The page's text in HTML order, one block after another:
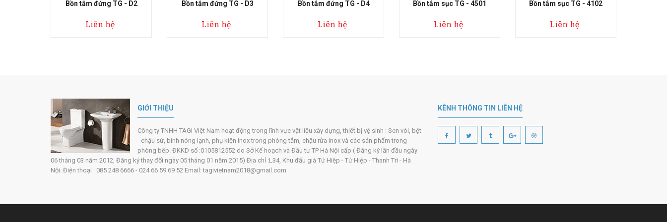
Bồn tắm đứng TG - D3
Liên hệ
Bồn tắm đứng TG - D4
Liên hệ
Bồn tắm sục TG - 4501
Liên hệ
Bồn tắm sục TG - 4102
Liên hệ
Bồn tắm sục TG - 4701
Liên hệ
GIỚI THIỆU
Công ty TNHH TAGI Việt Nam hoạt động trong lĩnh vực vật liệu xây dựng, thiết bị vệ sinh : Sen vòi, bệt
- chậu sứ, bình nóng lạnh, phụ kiện inox trong phòng tắm, chậu rửa inox và các sản phẩm trong
phòng bếp. ĐKKD số :0105812552 do Sở Kế hoạch và Đầu tư TP Hà Nội cấp ( Đăng ký lần đầu ngày
06 tháng 03 năm 2012, Đăng ký thay đổi ngày 05 tháng 01 năm 2015) Địa chỉ :L34, Khu đấu giá Tứ Hiệp - Tứ Hiệp - Thanh Trì - Hà
Nội. Điện thoại : 085 248 6666 - 024 66 59 69 52 Email: tagivietnam2018@gmail.com
KÊNH THÔNG TIN LIÊN HỆ